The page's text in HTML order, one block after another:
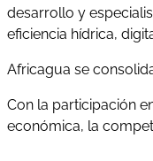
desarrollo y
eficiencia hídrica,
Africagua se
Con la participación
económica, la